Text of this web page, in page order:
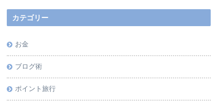
カテゴリー
お金
ブログ術
ポイント旅行